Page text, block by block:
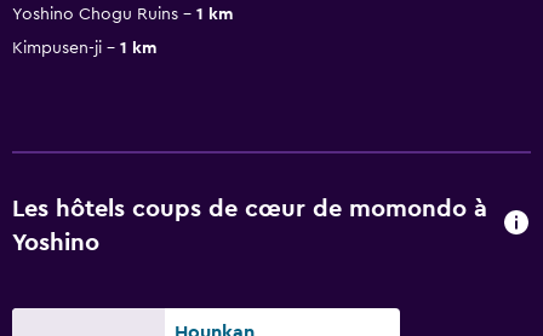
Yoshino Chogu Ruins
1 km
Kimpusen-ji
1 km
Les hôtels coups de cœur de momondo à
Yoshino
Hounkan